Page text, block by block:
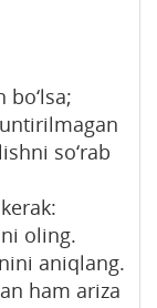
bo‘lsa;
so‘rab
oling.
aniqlang.
ham ariza